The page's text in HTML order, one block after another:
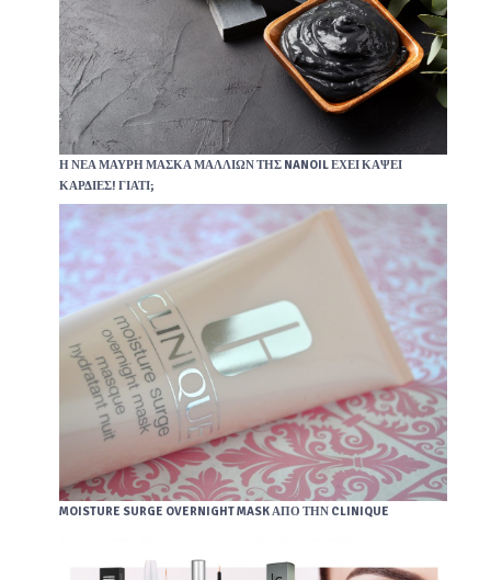
Η ΝΈΑ ΜΑΎΡΗ ΜΆΣΚΑ ΜΑΛΛΙΏΝ ΤΗΣ NANOIL ΈΧΕΙ ΚΆΨΕΙ
ΚΑΡΔΙΈΣ! ΓΙΑΤΊ;
MOISTURE SURGE OVERNIGHT MASK ΑΠΌ ΤΗΝ CLINIQUE